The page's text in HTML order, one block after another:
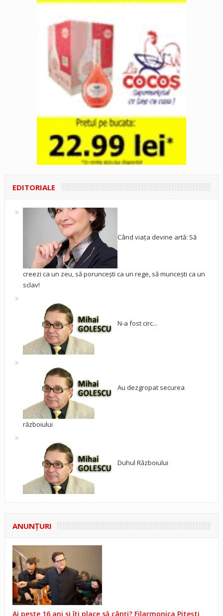
EDITORIALE
Când viața devine artă: Să
creezi ca un zeu, să poruncești ca un rege, să muncești ca un
sclav!
N-a fost circ...
Au dezgropat securea
războiului
Duhul Războiului
ANUNŢURI
Ai peste 16 ani și îți place să cânți? Filarmonica Pitești